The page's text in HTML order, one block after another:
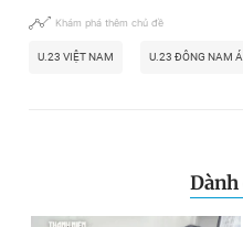
Khám phá thêm chủ đề
U.23 VIỆT NAM U.23 ĐÔNG NAM Á